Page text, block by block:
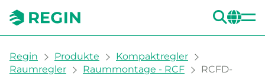
You are here:
Regin Produkte
Kompaktregler
Raumregler
Raummontage - RCF
RCFD-